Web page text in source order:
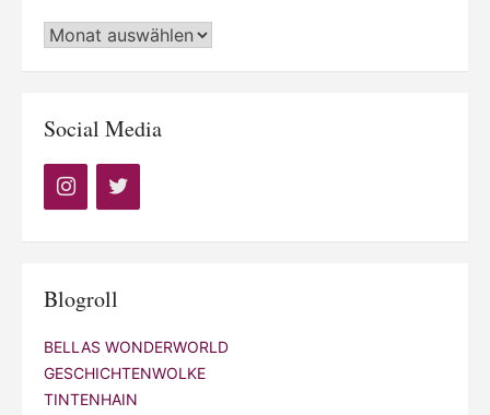
Archiv
Social Media
Blogroll
BELLAS WONDERWORLD
GESCHICHTENWOLKE
TINTENHAIN